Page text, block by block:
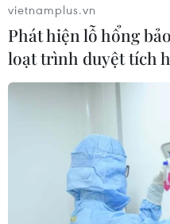
vietnamplus.vn
Phát hiện lỗ hổng
loạt trình duyệt tích